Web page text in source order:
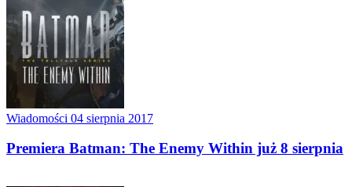
Wiadomości 04 sierpnia 2017
Premiera Batman: The Enemy Within już 8 sierpnia